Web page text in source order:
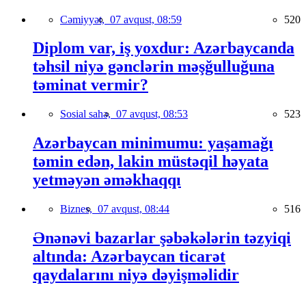
Cəmiyyət, 07 avqust, 08:59 520
Diplom var, iş yoxdur: Azərbaycanda
təhsil niyə gənclərin məşğulluğuna
təminat vermir?
Sosial sahə, 07 avqust, 08:53 523
Azərbaycan minimumu: yaşamağı
təmin edən, lakin müstəqil həyata
yetməyən əməkhaqqı
Biznes, 07 avqust, 08:44 516
Ənənəvi bazarlar şəbəkələrin təzyiqi
altında: Azərbaycan ticarət
qaydalarını niyə dəyişməlidir